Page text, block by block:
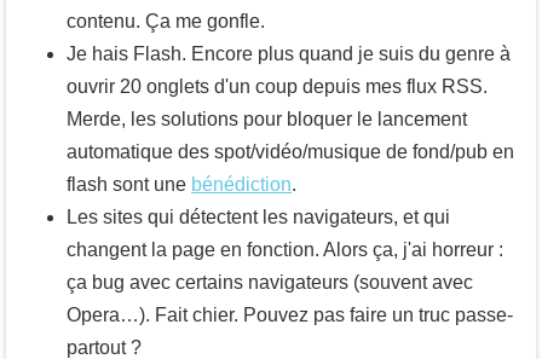
contenu. Ça me gonfle.
Je hais Flash. Encore plus quand je suis du genre à
ouvrir 20 onglets d'un coup depuis mes flux RSS.
Merde, les solutions pour bloquer le lancement
automatique des spot/vidéo/musique de fond/pub en
flash sont une bénédiction.
Les sites qui détectent les navigateurs, et qui
changent la page en fonction. Alors ça, j'ai horreur :
ça bug avec certains navigateurs (souvent avec
Opera…). Fait chier. Pouvez pas faire un truc passe-
partout ?